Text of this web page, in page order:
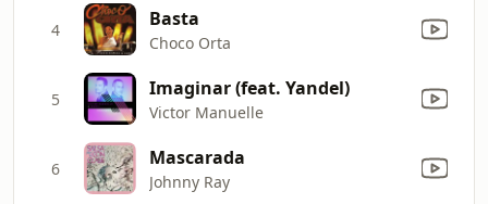
4 Basta
Choco Orta
5 Imaginar (feat. Yandel)
Victor Manuelle
6 Mascarada
Johnny Ray